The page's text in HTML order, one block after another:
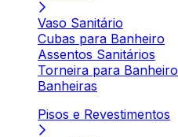
Vaso Sanitário
Cubas para Banheiro
Assentos Sanitários
Torneira para Banheiro
Banheiras
Pisos e Revestimentos